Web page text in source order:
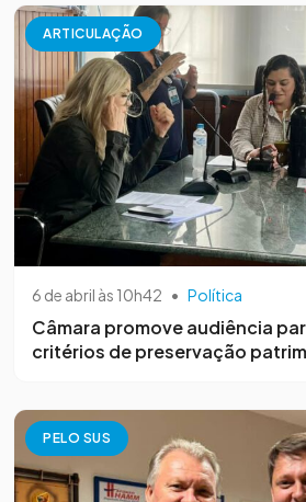
ARTICULAÇÃO
6 de abril às 10h42 • Política
Câmara promove audiência
critérios de preservação
PELO SUS